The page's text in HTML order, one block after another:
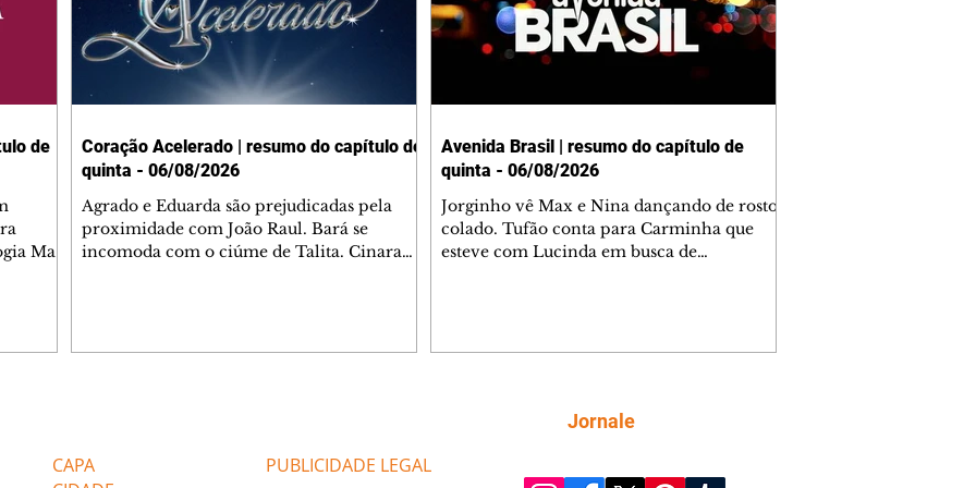
de
Mau
Coração Acelerado | resumo do capítulo de
quinta - 06/08/2026
Agrado e Eduarda são prejudicadas pela
proximidade com João Raul. Bará se
incomoda com o ciúme de Talita. Cinara
ajudar João Raul sem prejudicar a amiga.
Avenida Brasil | resumo do capítulo de
quinta - 06/08/2026
Jorginho vê Max e Nina dançando de rosto
colado. Tufão conta para Carminha que
esteve com Lucinda em busca de
Verônica e Noêmia perseguem Cadinho na
praia deserta. Dolores sugere que Roni peça
fugir da praia
CAPA
PUBLICIDADE LEGAL
Jornale